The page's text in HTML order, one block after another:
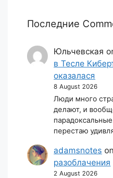
Последние
Юльчевская
в Тесле
оказалася
8 August 2026
Люди много
делают, и
перестаю
adamsnotes
разоблачения
2 August 2026